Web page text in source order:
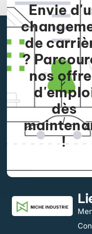
Envie
de
?
nos
dès
!